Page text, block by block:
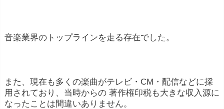
音楽業界のトップラインを走る存在でした。
また、現在も多くの楽曲がテレビ・CM・配信などに採
用されており、当時からの 著作権印税も大きな収入源に
なったことは間違いありません。